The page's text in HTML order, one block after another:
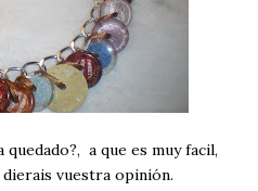
a que es muy facil,
vuestra opinión.